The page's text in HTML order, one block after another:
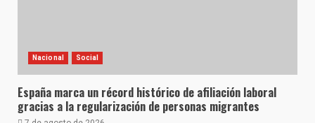
Nacional Social
España marca un récord histórico de afiliación laboral
gracias a la regularización de personas migrantes